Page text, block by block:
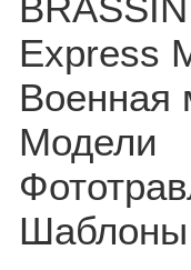
Express
Военная
Модели
Шаблоны